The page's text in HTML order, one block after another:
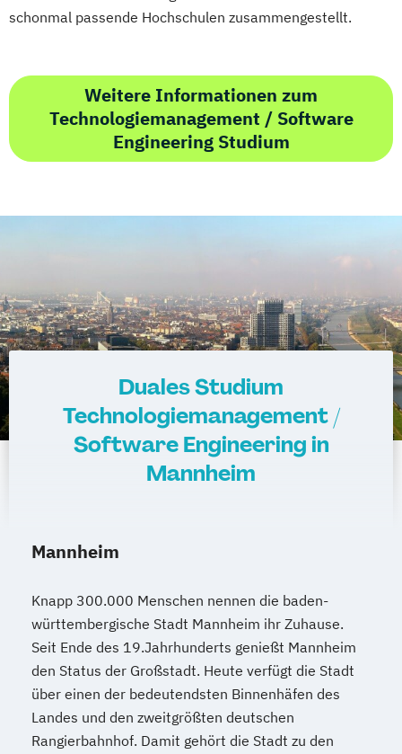
schonmal passende Hochschulen zusammengestellt.
Weitere Informationen zum
Technologiemanagement / Software
Engineering Studium
Duales Studium
Technologiemanagement /
Software Engineering in
Mannheim
Mannheim
Knapp 300.000 Menschen nennen die baden-
württembergische Stadt Mannheim ihr Zuhause.
Seit Ende des 19.Jahrhunderts genießt Mannheim
den Status der Großstadt. Heute verfügt die Stadt
über einen der bedeutendsten Binnenhäfen des
Landes und den zweitgrößten deutschen
Rangierbahnhof. Damit gehört die Stadt zu den